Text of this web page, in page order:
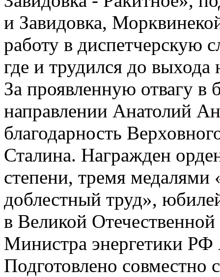
и Завидовка,
работу в диспетчерскую
где и трудился до
За проявленную отвагу в
направлении Анатолий
благодарность
Сталина. Награжден
степени, тремя медалями
доблестный труд»,
в Великой
Министра энергетики РФ
Подготовлено